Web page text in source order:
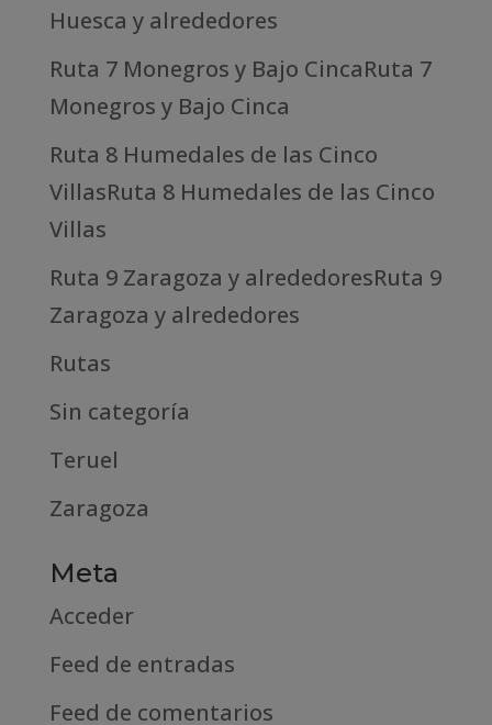
Huesca y alrededores
Ruta 7 Monegros y Bajo CincaRuta 7
Monegros y Bajo Cinca
Ruta 8 Humedales de las Cinco
VillasRuta 8 Humedales de las Cinco
Villas
Ruta 9 Zaragoza y alrededoresRuta 9
Zaragoza y alrededores
Rutas
Sin categoría
Teruel
Zaragoza
Meta
Acceder
Feed de entradas
Feed de comentarios